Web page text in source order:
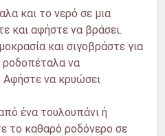
και το νερό σε μια
και αφήστε να βράσει.
και σιγοβράστε για
ροδοπέταλα να
να κρυώσει
ένα τουλουπάνι ή
το καθαρό ροδόνερο σε